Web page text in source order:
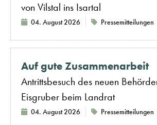
von Vilstal ins Isartal
04. August 2026 Pressemitteilungen
Auf gute Zusammenarbeit
Antrittsbesuch des neuen
Eisgruber beim Landrat
04. August 2026 Pressemitteilungen